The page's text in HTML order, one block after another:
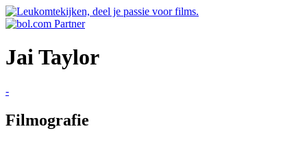
Jai Taylor
-
Filmografie